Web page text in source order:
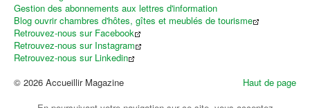
Gestion des abonnements aux lettres d'information
Blog ouvrir chambres d'hôtes, gîtes et meublés de tourisme
Retrouvez-nous sur Facebook
Retrouvez-nous sur Instagram
Retrouvez-nous sur Linkedin
Haut de page
© 2026 Accueillir Magazine